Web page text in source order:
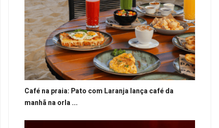
Café na praia: Pato com Laranja lança café da
manhã na orla ...